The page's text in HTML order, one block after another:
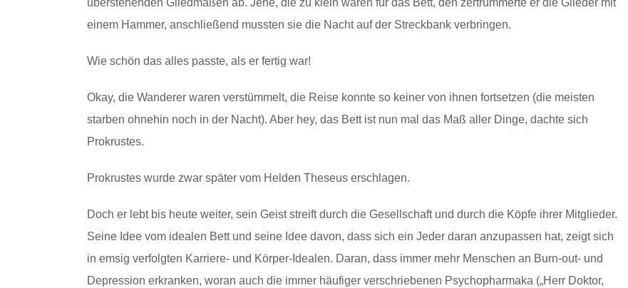
einem Hammer, anschließend mussten sie die Nacht auf der Streckbank verbringen.
Wie schön das alles passte, als er fertig war!
Okay, die Wanderer waren verstümmelt, die Reise konnte so keiner von ihnen fortsetzen (die meisten
starben ohnehin noch in der Nacht). Aber hey, das Bett ist nun mal das Maß aller Dinge, dachte sich
Prokrustes.
Prokrustes wurde zwar später vom Helden Theseus erschlagen.
Doch er lebt bis heute weiter, sein Geist streift durch die Gesellschaft und durch die Köpfe ihrer Mitglieder.
Seine Idee vom idealen Bett und seine Idee davon, dass sich ein Jeder daran anzupassen hat, zeigt sich
in emsig verfolgten Karriere- und Körper-Idealen. Daran, dass immer mehr Menschen an Burn-out- und
Depression erkranken, woran auch die immer häufiger verschriebenen Psychopharmaka („Herr Doktor,